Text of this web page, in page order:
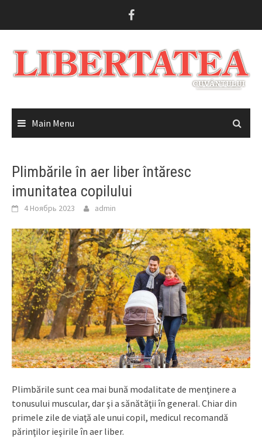
Main Menu
Plimbările în aer liber întăresc
imunitatea copilului
4 Ноябрь 2023 admin
Plimbările sunt cea mai bună modalitate de menţinere a
tonusului muscular, dar şi a sănătăţii în general. Chiar din
primele zile de viaţă ale unui copil, medicul recomandă
părinţilor ieşirile în aer liber.